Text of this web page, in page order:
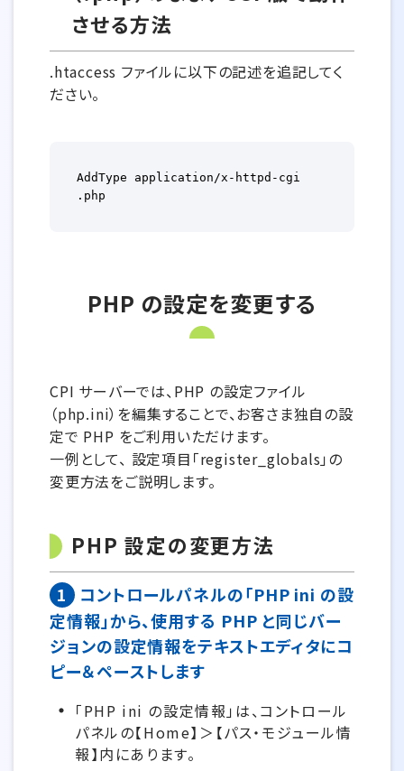
させる方法
.htaccess ファイルに以下の記述を追記してく
ださい。
AddType application/x-httpd-cgi
.php
PHP の設定を変更する
CPI サーバーでは、PHP の設定ファイル
（php.ini）を編集することで、お客さま独自の設
定で PHP をご利用いただけます。
一例として、 設定項目「register_globals」の
変更方法をご説明します。
PHP 設定の変更方法
1
コントロールパネルの「PHP ini の設
定情報」から、使用する PHP と同じバー
ジョンの設定情報をテキストエディタにコ
ピー＆ペーストします
「PHP ini の設定情報」は、コントロール
パネルの【Home】＞【パス・モジュール情
報】内にあります。